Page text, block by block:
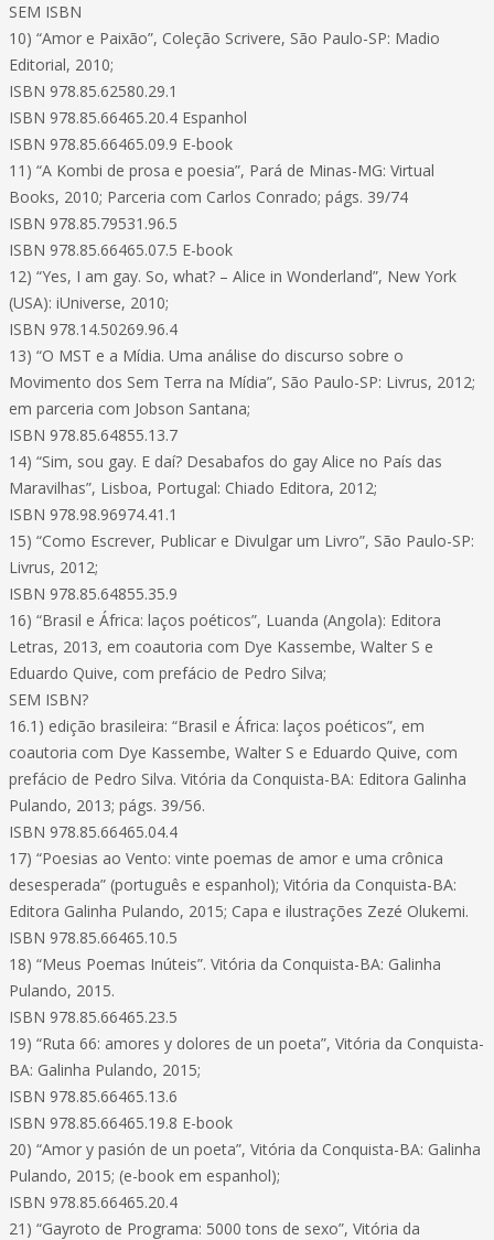
SEM ISBN
10) “Amor e Paixão”, Coleção Scrivere, São Paulo-SP: Madio
Editorial, 2010;
ISBN 978.85.62580.29.1
ISBN 978.85.66465.20.4 Espanhol
ISBN 978.85.66465.09.9 E-book
11) “A Kombi de prosa e poesia”, Pará de Minas-MG: Virtual
Books, 2010; Parceria com Carlos Conrado; págs. 39/74
ISBN 978.85.79531.96.5
ISBN 978.85.66465.07.5 E-book
12) “Yes, I am gay. So, what? – Alice in Wonderland”, New York
(USA): iUniverse, 2010;
ISBN 978.14.50269.96.4
13) “O MST e a Mídia. Uma análise do discurso sobre o
Movimento dos Sem Terra na Mídia”, São Paulo-SP: Livrus, 2012;
em parceria com Jobson Santana;
ISBN 978.85.64855.13.7
14) “Sim, sou gay. E daí? Desabafos do gay Alice no País das
Maravilhas”, Lisboa, Portugal: Chiado Editora, 2012;
ISBN 978.98.96974.41.1
15) “Como Escrever, Publicar e Divulgar um Livro”, São Paulo-SP:
Livrus, 2012;
ISBN 978.85.64855.35.9
16) “Brasil e África: laços poéticos”, Luanda (Angola): Editora
Letras, 2013, em coautoria com Dye Kassembe, Walter S e
Eduardo Quive, com prefácio de Pedro Silva;
SEM ISBN?
16.1) edição brasileira: “Brasil e África: laços poéticos”, em
coautoria com Dye Kassembe, Walter S e Eduardo Quive, com
prefácio de Pedro Silva. Vitória da Conquista-BA: Editora Galinha
Pulando, 2013; págs. 39/56.
ISBN 978.85.66465.04.4
17) “Poesias ao Vento: vinte poemas de amor e uma crônica
desesperada” (português e espanhol); Vitória da Conquista-BA:
Editora Galinha Pulando, 2015; Capa e ilustrações Zezé Olukemi.
ISBN 978.85.66465.10.5
18) “Meus Poemas Inúteis”. Vitória da Conquista-BA: Galinha
Pulando, 2015.
ISBN 978.85.66465.23.5
19) “Ruta 66: amores y dolores de un poeta”, Vitória da Conquista-
BA: Galinha Pulando, 2015;
ISBN 978.85.66465.13.6
ISBN 978.85.66465.19.8 E-book
20) “Amor y pasión de un poeta”, Vitória da Conquista-BA: Galinha
Pulando, 2015; (e-book em espanhol);
ISBN 978.85.66465.20.4
21) “Gayroto de Programa: 5000 tons de sexo”, Vitória da